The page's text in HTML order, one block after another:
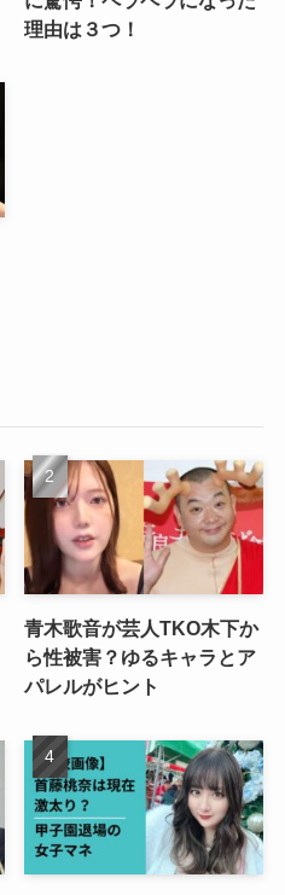
理由は３つ！
青木歌音が芸人TKO木下か
ら性被害？ゆるキャラとア
パレルがヒント